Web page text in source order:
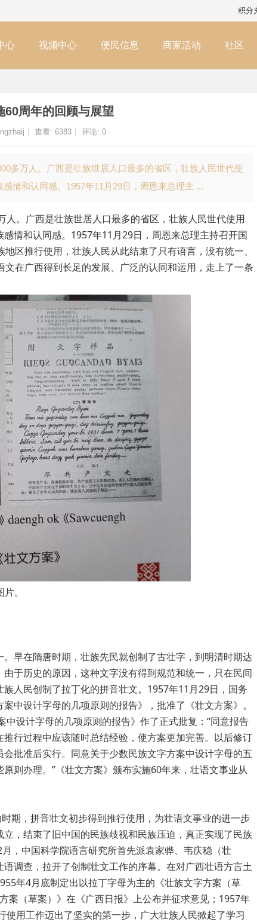
积分
心 视频中心 便民信息 商家活动 社区
60周年的回顾与展望
查看: 6383 评论: 0
多万人。广西是壮族世居人口最多的省区，壮族人民世代使
情和认同感。1957年11月29日，周恩来总理主 ...
。广西是壮族世居人口最多的省区，壮族人民世代使用
情和认同感。1957年11月29日，周恩来总理主持召开国
区推行使用，壮族人民从此结束了只有语言，没有统一、
在广西得到长足的发展、广泛的认同和运用，走上了一条
。
早在隋唐时期，壮族先民就创制了古壮字，到明清时期达
于历史的原因，这种文字没有得到规范和统一，只在民间
人民创制了拉丁化的拼音壮文。1957年11月29日，国务
中设计字母的几项原则的报告》，批准了《壮文方案》。
设计字母的几项原则的报告》作了正式批复：“同意报告
行过程中应该随时总结经验，使方案更加完善。以后修订
批准后实行。同意关于少数民族文字方案中设计字母的五
则办理。”《壮文方案》颁布实施60年来，壮语文事业从
期，拼音壮文初步得到推行使用，为壮语文事业的进一步
，结束了旧中国的民族歧视和民族压迫，真正实现了民族
，中国科学院语言研究所首先派袁家骅、韦庆稳（壮
调查，拉开了创制壮文工作的序幕。在对广西壮语方言土
年4月底制定出以拉丁字母为主的《壮族文字方案（草
案（草案）》在《广西日报》上公布并征求意见；1957年
用工作迈出了坚实的第一步，广大壮族人民掀起了学习